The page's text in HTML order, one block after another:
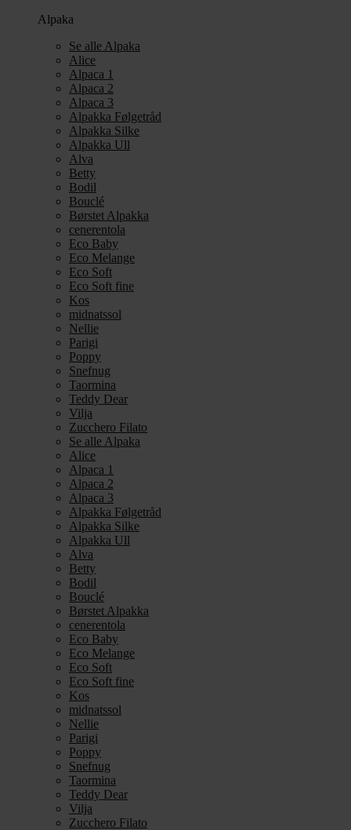
Alpaka
Se alle Alpaka
Alice
Alpaca 1
Alpaca 2
Alpaca 3
Alpakka Følgetråd
Alpakka Silke
Alpakka Ull
Alva
Betty
Bodil
Bouclé
Børstet Alpakka
cenerentola
Eco Baby
Eco Melange
Eco Soft
Eco Soft fine
Kos
midnatssol
Nellie
Parigi
Poppy
Snefnug
Taormina
Teddy Dear
Vilja
Zucchero Filato
Se alle Alpaka
Alice
Alpaca 1
Alpaca 2
Alpaca 3
Alpakka Følgetråd
Alpakka Silke
Alpakka Ull
Alva
Betty
Bodil
Bouclé
Børstet Alpakka
cenerentola
Eco Baby
Eco Melange
Eco Soft
Eco Soft fine
Kos
midnatssol
Nellie
Parigi
Poppy
Snefnug
Taormina
Teddy Dear
Vilja
Zucchero Filato